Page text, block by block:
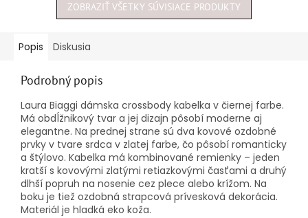
ZOBRAZIŤ VŠETKY SÚVISIACE PRODUKTY
Popis Diskusia
Podrobný popis
Laura Biaggi dámska crossbody kabelka v čiernej farbe.
Má obdĺžnikový tvar a jej dizajn pôsobí moderne aj
elegantne. Na prednej strane sú dva kovové ozdobné
prvky v tvare srdca v zlatej farbe, čo pôsobí romanticky
a štýlovo. Kabelka má kombinované remienky – jeden
kratší s kovovými zlatými retiazkovými časťami a druhý
dlhší popruh na nosenie cez plece alebo krížom. Na
boku je tiež ozdobná strapcová prívesková dekorácia.
Materiál je hladká eko koža.